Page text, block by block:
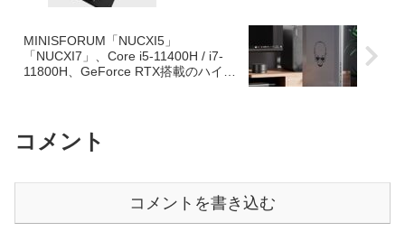
MINISFORUM「NUCXI5」
「NUCXI7」、Core i5-11400H / i7-
11800H、GeForce RTX搭載のハイエ
コメント
コメントを書き込む